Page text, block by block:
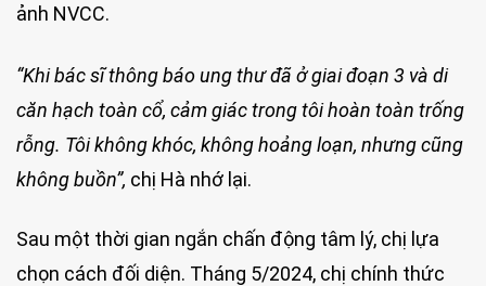
ảnh NVCC.
“Khi bác sĩ thông báo ung thư đã ở giai đoạn 3 và di
căn hạch toàn cổ, cảm giác trong tôi hoàn toàn trống
rỗng. Tôi không khóc, không hoảng loạn, nhưng cũng
không buồn”, chị Hà nhớ lại.
Sau một thời gian ngắn chấn động tâm lý, chị lựa
chọn cách đối diện. Tháng 5/2024, chị chính thức